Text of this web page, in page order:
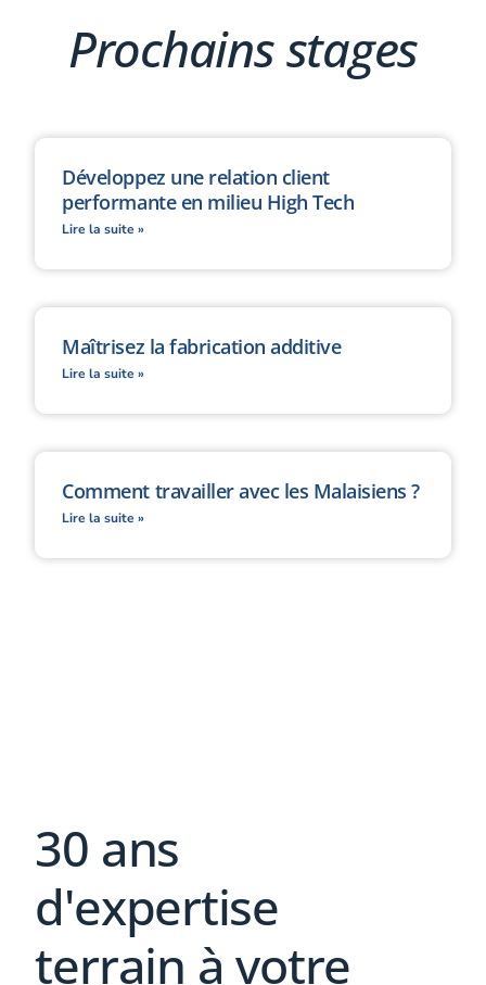
Prochains stages
Développez une relation client
performante en milieu High Tech
Lire la suite »
Maîtrisez la fabrication additive
Lire la suite »
Comment travailler avec les Malaisiens ?
Lire la suite »
30 ans
d'expertise
terrain à votre